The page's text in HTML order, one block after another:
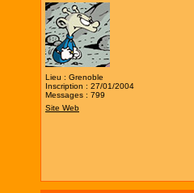
Lieu : Grenoble
Inscription : 27/01/2004
Messages : 799
Site Web